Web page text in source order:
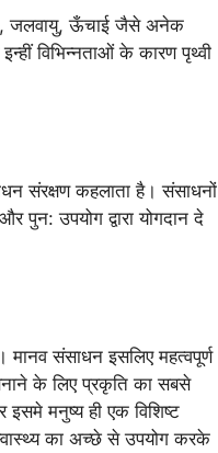
जलवायु, ऊँचाई जैसे अनेक
विभिन्नताओं के कारण पृथ्वी
संरक्षण कहलाता है। संसाधनों
उपयोग द्वारा योगदान दे
मानव संसाधन इसलिए महत्वपूर्ण
के लिए प्रकृति का सबसे
मनुष्य ही एक विशिष्ट
का अच्छे से उपयोग करके